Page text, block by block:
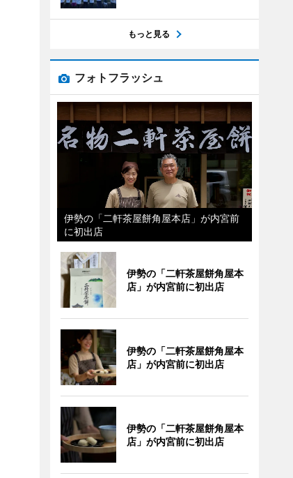
もっと見る
フォトフラッシュ
伊勢の「二軒茶屋餅角屋本店」が内宮前
に初出店
伊勢の「二軒茶屋餅角屋本
店」が内宮前に初出店
伊勢の「二軒茶屋餅角屋本
店」が内宮前に初出店
伊勢の「二軒茶屋餅角屋本
店」が内宮前に初出店